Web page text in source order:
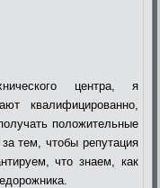
центра, я
квалифицированно,
положительные
тем, чтобы репутация
что знаем, как